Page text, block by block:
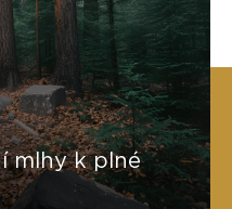
mlhy k plné